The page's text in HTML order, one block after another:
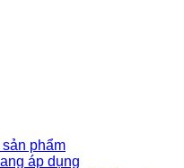
phẩm
áp dụng